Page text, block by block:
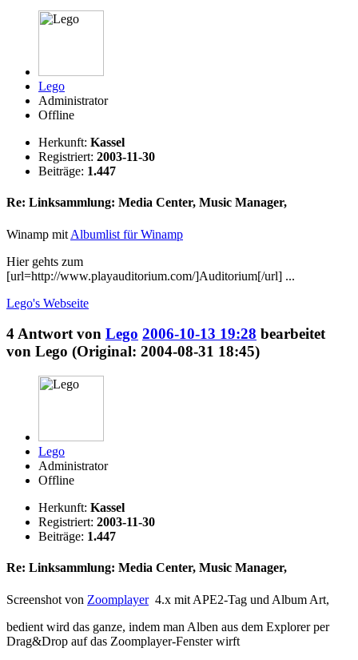
Lego
Administrator
Offline
Herkunft: Kassel
Registriert: 2003-11-30
Beiträge: 1.447
Re: Linksammlung: Media Center, Music Manager,
Winamp mit Albumlist für Winamp
Hier gehts zum
[url=http://www.playauditorium.com/]Auditorium[/url] ...
Lego's Webseite
4Antwort von Lego 2006-10-13 19:28 bearbeitet
von Lego (Original: 2004-08-31 18:45)
Lego
Administrator
Offline
Herkunft: Kassel
Registriert: 2003-11-30
Beiträge: 1.447
Re: Linksammlung: Media Center, Music Manager,
Screenshot von Zoomplayer4.x mit APE2-Tag und Album Art,
bedient wird das ganze, indem man Alben aus dem Explorer per
Drag&Drop auf das Zoomplayer-Fenster wirft